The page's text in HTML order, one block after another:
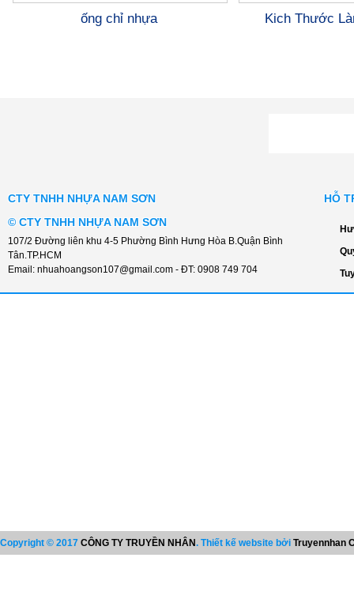
ống chỉ nhựa Kich Thước
CTY TNHH NHỰA NAM SƠN
© CTY TNHH NHỰA NAM SƠN
107/2 Đường liên khu 4-5 Phường Bình Hưng Hòa B.Quận Bình
Tân.TP.HCM
Email: nhuahoangson107@gmail.com - ĐT: 0908 749 704
HỖ
Copyright © 2017 CÔNG TY TRUYỀN NHÂN. Thiết kế website bởi Truyennhan